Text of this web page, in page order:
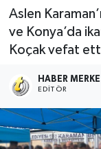
Aslen
ve Konya’da
Koçak vefat
HABER
EDITÖR